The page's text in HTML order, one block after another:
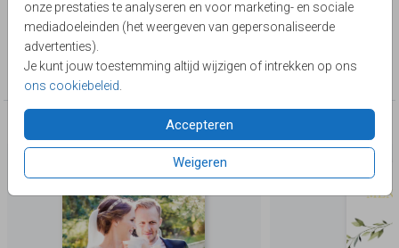
onze prestaties te analyseren en voor marketing- en sociale
mediadoeleinden (het weergeven van gepersonaliseerde
advertenties).
Je kunt jouw toestemming altijd wijzigen of intrekken op ons
ons cookiebeleid
Accepteren
Weigeren
Lievez
Collectie
Deze producten zijn wellicht ook iets voor je